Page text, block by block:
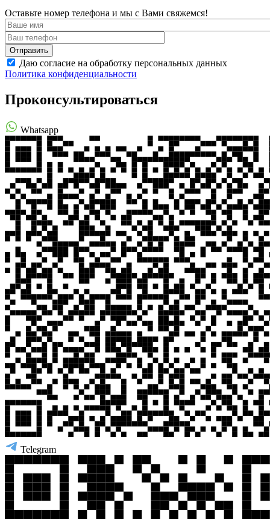
Оставьте номер телефона и мы с Вами свяжемся!
Даю согласие на обработку персональных данных
Политика конфиденциальности
Проконсультироваться
Whatsapp
Telegram